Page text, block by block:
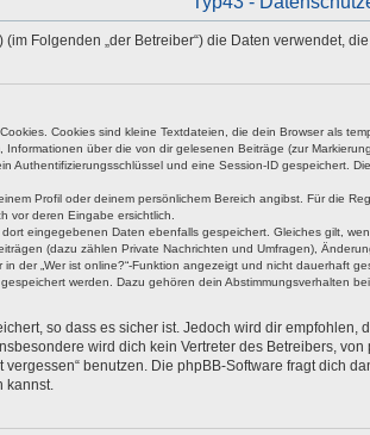
(im Folgenden „der Betreiber“) die Daten verwendet,
Cookies sind kleine Textdateien, die dein Browser als
über die von dir gelesenen Beiträge (zur
Authentifizierungsschlüssel und eine Session-ID gespeichert.
Profil oder deinem persönlichem Bereich angibst. Für die
vor deren Eingabe ersichtlich.
eingegebenen Daten ebenfalls gespeichert. Gleiches gilt,
(dazu zählen Private Nachrichten und Umfragen),
der „Wer ist online?“-Funktion angezeigt und nicht dauerhaft
werden. Dazu gehören dein Abstimmungsverhalten
so dass es sicher ist. Jedoch wird dir
wird dich kein Vertreter des Betreibers,
benutzen. Die phpBB-Software fragt
kannst.